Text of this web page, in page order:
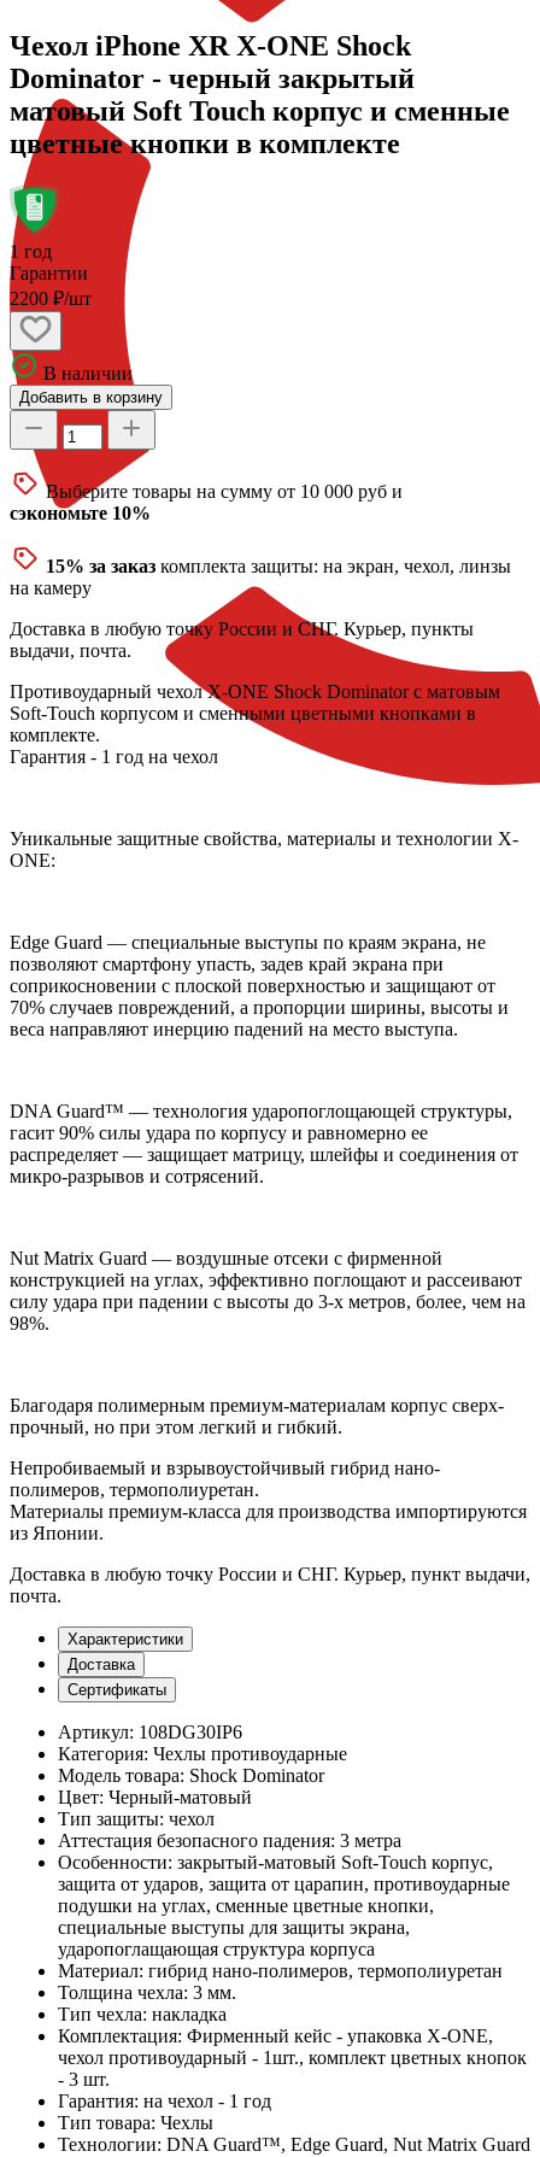
Чехол iPhone XR X-ONE Shock
Dominator - черный закрытый
матовый Soft Touch корпус и сменные
цветные кнопки в комплекте
1 год
Гарантии
2200 ₽/шт
В наличии
Добавить в корзину
Выберите товары на сумму от 10 000 руб и
сэкономьте 10%
15% за заказ комплекта защиты: на экран, чехол, линзы
на камеру
Доставка в любую точку России и СНГ. Курьер, пункты
выдачи, почта.
Противоударный чехол X-ONE Shock Dominator с матовым
Soft-Touch корпусом и сменными цветными кнопками в
комплекте.
Гарантия - 1 год на чехол
Уникальные защитные свойства, материалы и технологии X-
ONE:
Edge Guard — специальные выступы по краям экрана, не
позволяют смартфону упасть, задев край экрана при
соприкосновении с плоской поверхностью и защищают от
70% случаев повреждений, а пропорции ширины, высоты и
веса направляют инерцию падений на место выступа.
DNA Guard™ — технология ударопоглощающей структуры,
гасит 90% силы удара по корпусу и равномерно ее
распределяет — защищает матрицу, шлейфы и соединения от
микро-разрывов и сотрясений.
Nut Matrix Guard — воздушные отсеки с фирменной
конструкцией на углах, эффективно поглощают и рассеивают
силу удара при падении с высоты до 3-х метров, более, чем на
98%.
Благодаря полимерным премиум-материалам корпус сверх-
прочный, но при этом легкий и гибкий.
Непробиваемый и взрывоустойчивый гибрид нано-
полимеров, термополиуретан.
Материалы премиум-класса для производства импортируются
из Японии.
Доставка в любую точку России и СНГ. Курьер, пункт выдачи,
почта.
Характеристики
Доставка
Сертификаты
Артикул: 108DG30IP6
Категория: Чехлы противоударные
Модель товара: Shock Dominator
Цвет: Черный-матовый
Тип защиты: чехол
Аттестация безопасного падения: 3 метра
Особенности: закрытый-матовый Soft-Touch корпус,
защита от ударов, защита от царапин, противоударные
подушки на углах, сменные цветные кнопки,
специальные выступы для защиты экрана,
ударопоглащающая структура корпуса
Материал: гибрид нано-полимеров, термополиуретан
Толщина чехла: 3 мм.
Тип чехла: накладка
Комплектация: Фирменный кейс - упаковка X-ONE,
чехол противоударный - 1шт., комплект цветных кнопок
- 3 шт.
Гарантия: на чехол - 1 год
Тип товара: Чехлы
Технологии: DNA Guard™, Edge Guard, Nut Matrix Guard